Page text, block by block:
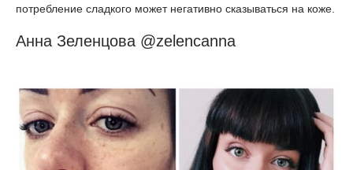
потребление сладкого может негативно сказываться на коже.
Анна Зеленцова @zelencanna